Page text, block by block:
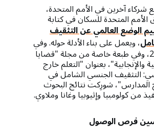
شركاء آخرين في الأمم المتحدة،
المتحدة للسكان في كتابة
الوضع العالمي عن التثقيف
، ويعمل على بناء الأدلة حوله. وفي
أيار/مايو 2023، وفي طبعة خاصة من مجلة "قضايا
والإنجابية"، بعنوان "التعلم خارج
التثقيف الجنسي الشامل في
شورِكت نتائج البحوث
من كولومبيا وإثيوبيا وغانا وملاوي.
فرص الوصول